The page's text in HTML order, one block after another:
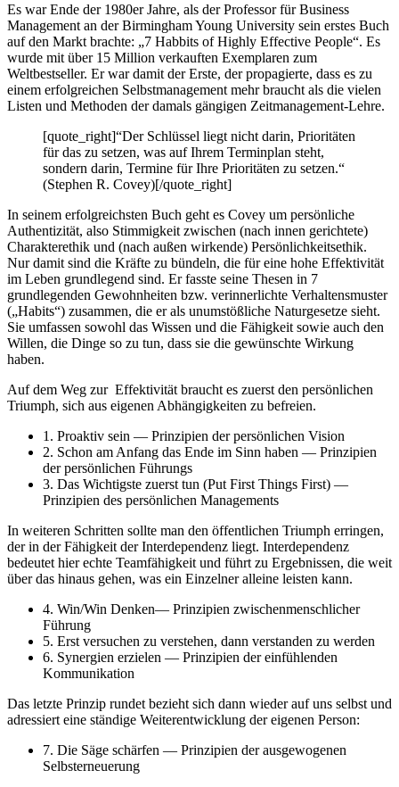
Es war Ende der 1980er Jahre, als der Professor für Business
Management an der Birmingham Young University sein erstes Buch
auf den Markt brachte: „7 Habbits of Highly Effective People“. Es
wurde mit über 15 Million verkauften Exemplaren zum
Weltbestseller. Er war damit der Erste, der propagierte, dass es zu
einem erfolgreichen Selbstmanagement mehr braucht als die vielen
Listen und Methoden der damals gängigen Zeitmanagement-Lehre.
[quote_right]“Der Schlüssel liegt nicht darin, Prioritäten
für das zu setzen, was auf Ihrem Terminplan steht,
sondern darin, Termine für Ihre Prioritäten zu setzen.“
(Stephen R. Covey)[/quote_right]
In seinem erfolgreichsten Buch geht es Covey um persönliche
Authentizität, also Stimmigkeit zwischen (nach innen gerichtete)
Charakterethik und (nach außen wirkende) Persönlichkeitsethik.
Nur damit sind die Kräfte zu bündeln, die für eine hohe Effektivität
im Leben grundlegend sind. Er fasste seine Thesen in 7
grundlegenden Gewohnheiten bzw. verinnerlichte Verhaltensmuster
(„Habits“) zusammen, die er als unumstößliche Naturgesetze sieht.
Sie umfassen sowohl das Wissen und die Fähigkeit sowie auch den
Willen, die Dinge so zu tun, dass sie die gewünschte Wirkung
haben.
Auf dem Weg zur Effektivität braucht es zuerst den persönlichen
Triumph, sich aus eigenen Abhängigkeiten zu befreien.
1. Proaktiv sein — Prinzipien der persönlichen Vision
2. Schon am Anfang das Ende im Sinn haben — Prinzipien
der persönlichen Führungs
3. Das Wichtigste zuerst tun (Put First Things First) —
Prinzipien des persönlichen Managements
In weiteren Schritten sollte man den öffentlichen Triumph erringen,
der in der Fähigkeit der Interdependenz liegt. Interdependenz
bedeutet hier echte Teamfähigkeit und führt zu Ergebnissen, die weit
über das hinaus gehen, was ein Einzelner alleine leisten kann.
4. Win/Win Denken— Prinzipien zwischenmenschlicher
Führung
5. Erst versuchen zu verstehen, dann verstanden zu werden
6. Synergien erzielen — Prinzipien der einfühlenden
Kommunikation
Das letzte Prinzip rundet bezieht sich dann wieder auf uns selbst und
adressiert eine ständige Weiterentwicklung der eigenen Person:
7. Die Säge schärfen — Prinzipien der ausgewogenen
Selbsterneuerung